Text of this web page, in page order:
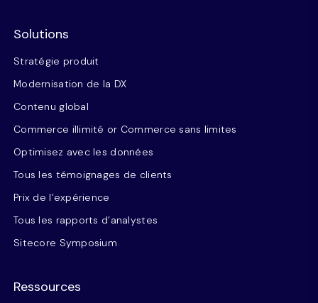
Solutions
Stratégie produit
Modernisation de la DX
Contenu global
Commerce illimité or Commerce sans limites
Optimisez avec les données
Tous les témoignages de clients
Prix de l’expérience
Tous les rapports d’analystes
Sitecore Symposium
Ressources